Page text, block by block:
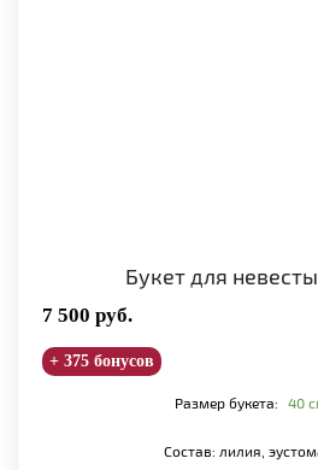
Букет для
7 500 руб.
+ 375 бонусов
Размер букета: 40
Состав: лилия,